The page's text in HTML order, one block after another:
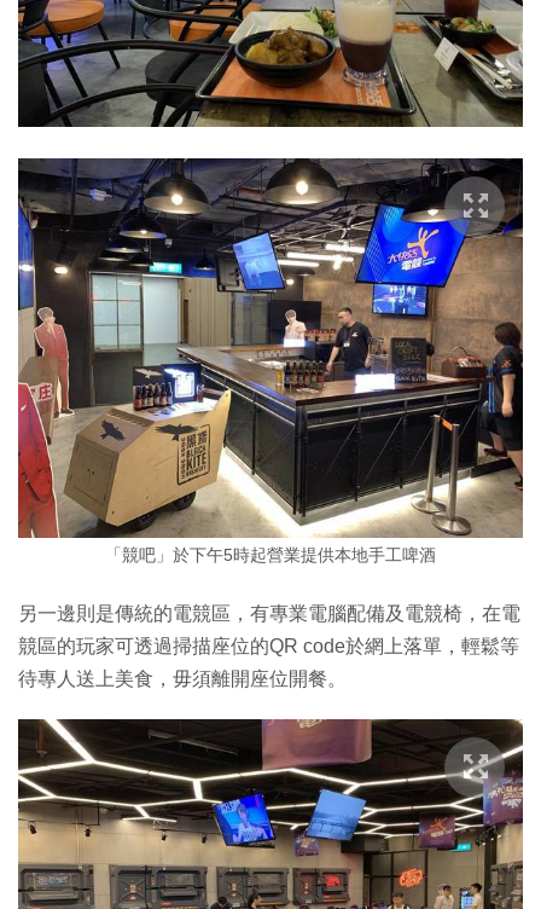
「競吧」於下午5時起營業提供本地手工啤酒
另一邊則是傳統的電競區，有專業電腦配備及電競椅，在電
競區的玩家可透過掃描座位的QR code於網上落單，輕鬆等
待專人送上美食，毋須離開座位開餐。